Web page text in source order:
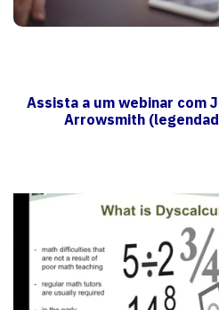
Assista a um webinar com
Arrowsmith